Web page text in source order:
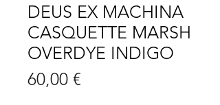
DEUS EX MACHINA
CASQUETTE MARSH
OVERDYE INDIGO
60,00 €